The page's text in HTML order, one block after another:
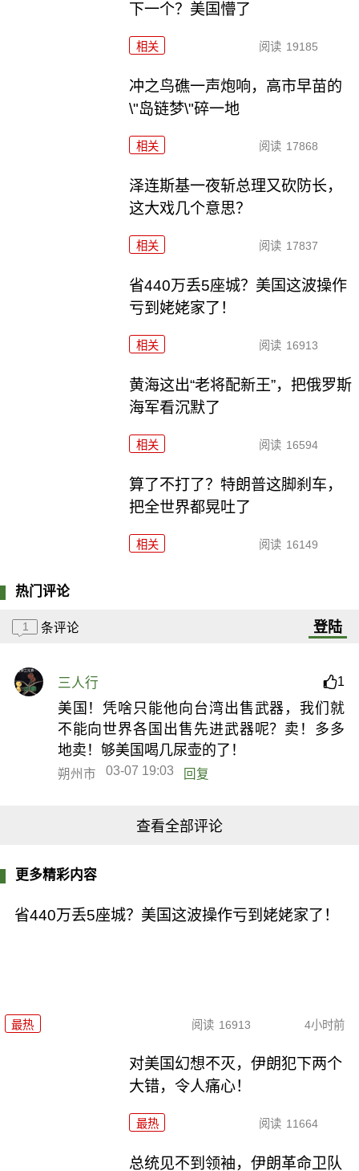
下一个？美国懵了
相关 阅读 19185
冲之鸟礁一声炮响，高市早苗的
\"岛链梦\"碎一地
相关 阅读 17868
泽连斯基一夜斩总理又砍防长，
这大戏几个意思？
相关 阅读 17837
省440万丢5座城？美国这波操作
亏到姥姥家了！
相关 阅读 16913
黄海这出“老将配新王”，把俄罗斯
海军看沉默了
相关 阅读 16594
算了不打了？特朗普这脚刹车，
把全世界都晃吐了
相关 阅读 16149
热门评论
1 条评论 登陆
三人行 1
美国！凭啥只能他向台湾出售武器，我们就
不能向世界各国出售先进武器呢？卖！多多
地卖！够美国喝几尿壶的了！
朔州市 03-07 19:03 回复
查看全部评论
更多精彩内容
省440万丢5座城？美国这波操作亏到姥姥家了！
最热 阅读 16913 4小时前
对美国幻想不灭，伊朗犯下两个
大错，令人痛心！
最热 阅读 11664
总统见不到领袖，伊朗革命卫队